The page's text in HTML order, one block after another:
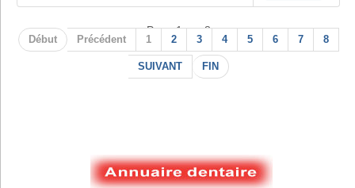
Page 1 sur 8
Début Précédent 1 2 3 4 5 6 7 8
SUIVANT FIN